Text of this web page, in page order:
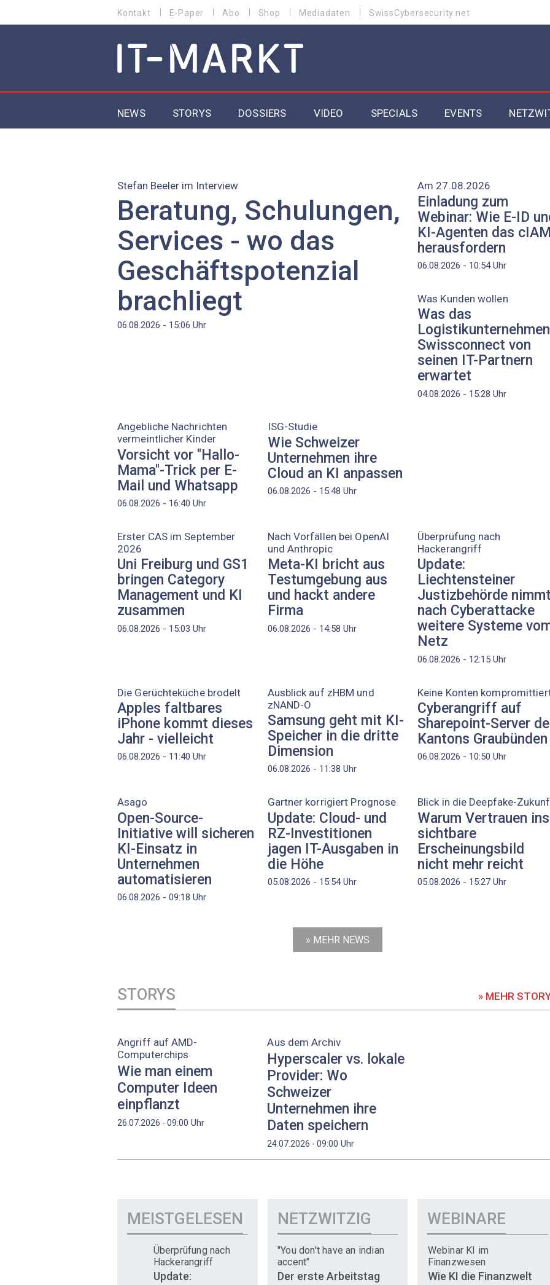
zum
MENU
Kontakt E-Paper Abo Shop Mediadaten SwissCybersecurity.net
MAIN NAVIGATION
NEWS STORYS DOSSIERS
Security
EU-DSGVO
VIDEO SPECIALS
Cloud & Managed Services 2026
Artificial Intelligence 2025
EVENTS
Stefan Beeler im Interview
Beratung, Schulungen,
Services - wo das
Geschäftspotenzial
brachliegt
06.08.2026 - 15:06 Uhr
Am 27.08.2026
Einladung zum
Webinar: Wie E-ID
KI-Agenten das
herausfordern
06.08.2026 - 10:54Uhr
Was Kunden wollen
Was das
Logistikunternehmen
Swissconnect von
seinen IT-Partnern
erwartet
04.08.2026 - 15:28 Uhr
Angebliche Nachrichten
vermeintlicher Kinder
Vorsicht vor "Hallo-
Mama"-Trick per E-
Mail und Whatsapp
06.08.2026 - 16:40 Uhr
ISG-Studie
Wie Schweizer
Unternehmen ihre
Cloud an KI anpassen
06.08.2026 - 15:48 Uhr
Erster CAS im September
2026
Uni Freiburg und GS1
bringen Category
Management und KI
zusammen
06.08.2026 - 15:03 Uhr
Nach Vorfällen bei OpenAI
und Anthropic
Meta-KI bricht aus
Testumgebung aus
und hackt andere
Firma
06.08.2026 - 14:58 Uhr
Überprüfung nach
Hackerangriff
Update:
Liechtensteiner
Justizbehörde
nach Cyberattacke
weitere Systeme
Netz
06.08.2026 - 12:15 Uhr
Die Gerüchteküche brodelt
Apples faltbares
iPhone kommt dieses
Jahr - vielleicht
06.08.2026 - 11:40 Uhr
Ausblick auf zHBM und
zNAND-O
Samsung geht mit KI-
Speicher in die dritte
Dimension
06.08.2026 - 11:38 Uhr
Keine Konten
Cyberangriff auf
Sharepoint-Server
Kantons Graubünden
06.08.2026 - 10:50 Uhr
Asago
Open-Source-
Initiative will sicheren
KI-Einsatz in
Unternehmen
automatisieren
06.08.2026 - 09:18 Uhr
Gartner korrigiert Prognose
Update: Cloud- und
RZ-Investitionen
jagen IT-Ausgaben in
die Höhe
05.08.2026 - 15:54Uhr
Blick in die Deepfake-
Warum Vertrauen ins
sichtbare
Erscheinungsbild
nicht mehr reicht
05.08.2026 - 15:27 Uhr
» MEHR NEWS
STORYS » MEHR
Angriff auf AMD-
Computerchips
Wie man einem
Computer Ideen
einpflanzt
26.07.2026 - 09:00 Uhr
Aus dem Archiv
Hyperscaler vs. lokale
Provider: Wo
Schweizer
Unternehmen ihre
Daten speichern
24.07.2026 - 09:00 Uhr
MEISTGELESEN
Überprüfung nach
Hackerangriff
Update:
NETZWITZIG
"You don't have an indian
accent"
Der erste Arbeitstag
WEBINARE
Webinar KI im
Finanzwesen
Wie KI die Finanzwelt